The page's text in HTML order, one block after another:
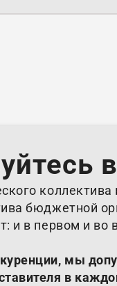
бюджетной
и в первом и во
мы
в